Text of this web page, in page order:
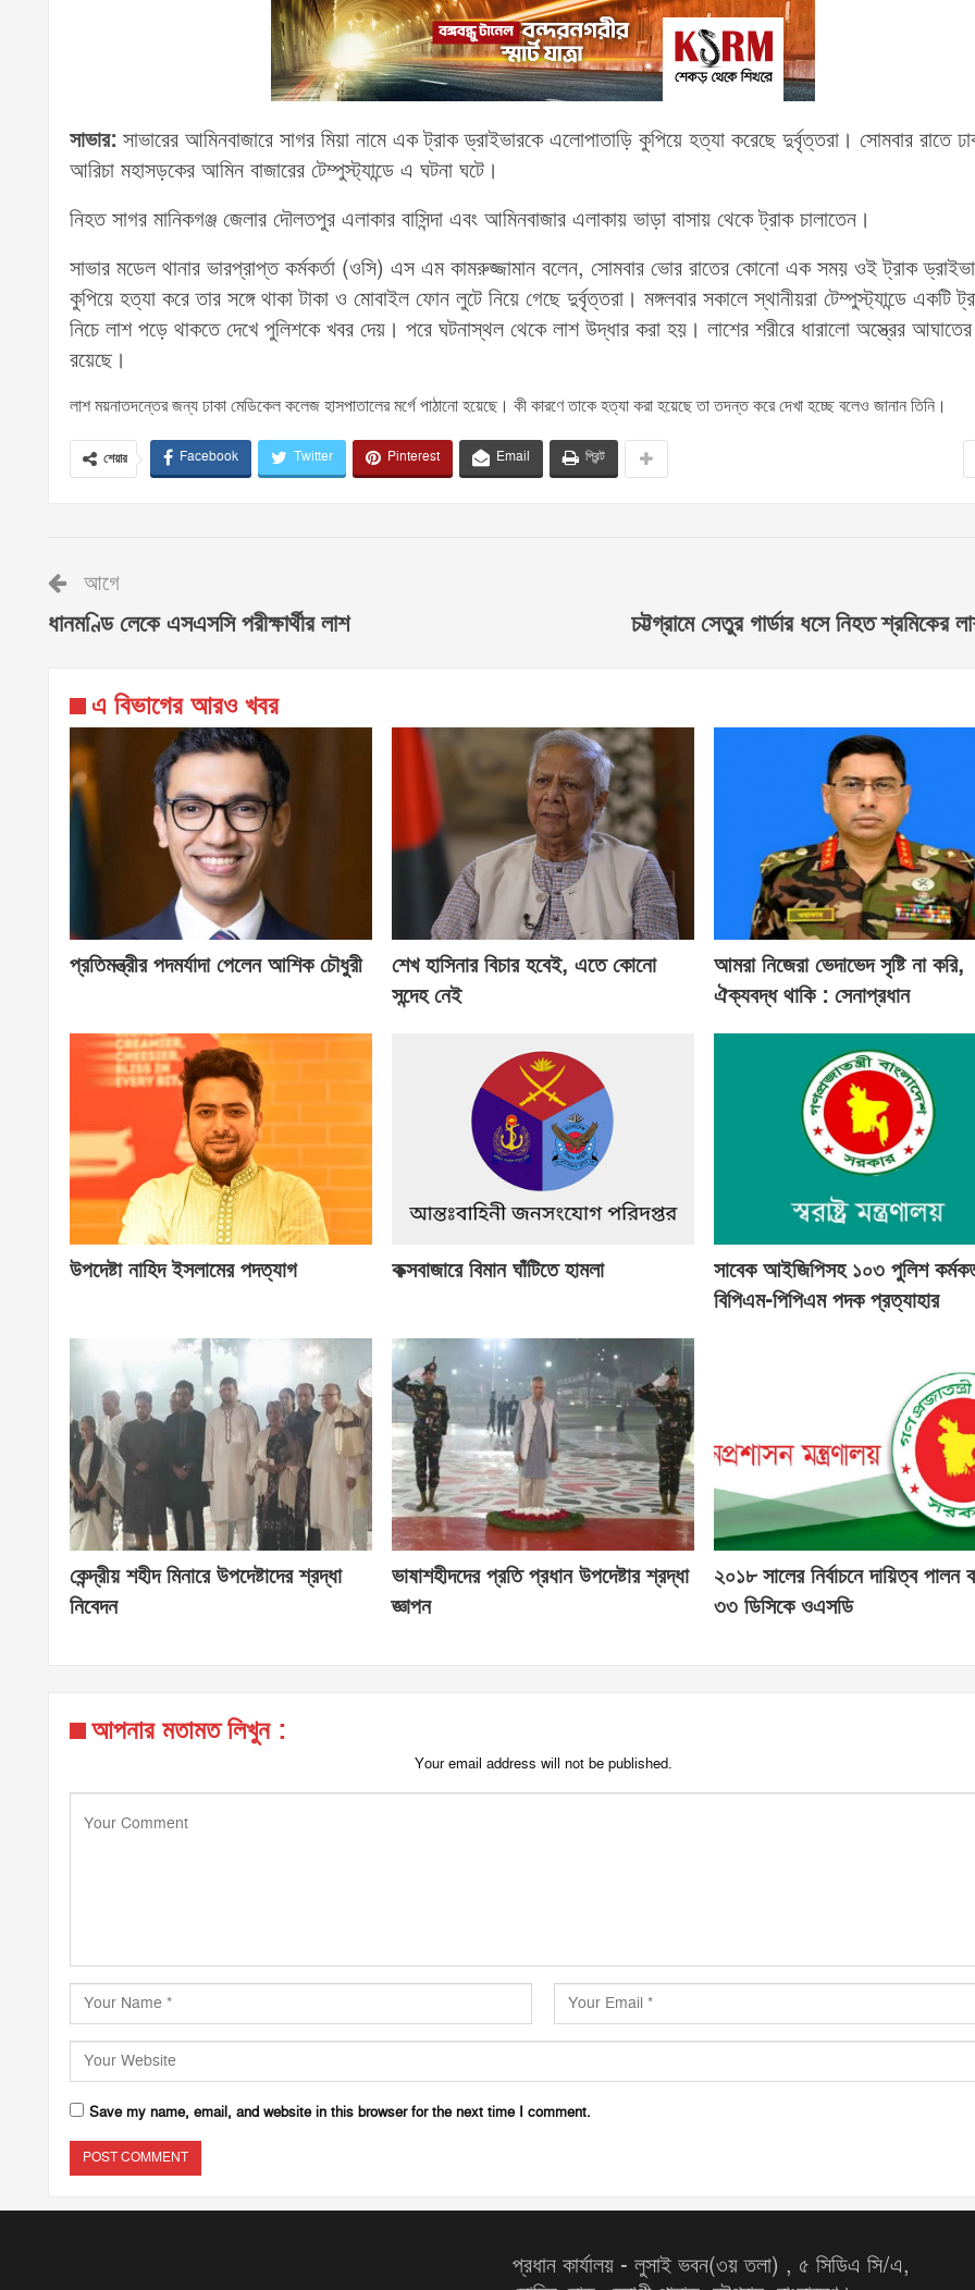
সাভার: সাভারের আমিনবাজারে সাগর মিয়া নামে এক ট্রাক ড্রাইভারকে এলোপাতাড়ি কুপিয়ে হত্যা করেছে দুর্বৃত্তরা। সোমবার রাতে
আরিচা মহাসড়কের আমিন বাজারের টেম্পুস্ট্যান্ডে এ ঘটনা ঘটে।
নিহত সাগর মানিকগঞ্জ জেলার দৌলতপুর এলাকার বাসিন্দা এবং আমিনবাজার এলাকায় ভাড়া বাসায় থেকে ট্রাক চালাতেন।
সাভার মডেল থানার ভারপ্রাপ্ত কর্মকর্তা (ওসি) এস এম কামরুজ্জামান বলেন, সোমবার ভোর রাতের কোনো এক সময় ওই ট্রাক
কুপিয়ে হত্যা করে তার সঙ্গে থাকা টাকা ও মোবাইল ফোন লুটে নিয়ে গেছে দুর্বৃত্তরা। মঙ্গলবার সকালে স্থানীয়রা টেম্পুস্ট্যান্ডে একটি
নিচে লাশ পড়ে থাকতে দেখে পুলিশকে খবর দেয়। পরে ঘটনাস্থল থেকে লাশ উদ্ধার করা হয়। লাশের শরীরে ধারালো অস্ত্রের
রয়েছে।
লাশ ময়নাতদন্তের জন্য ঢাকা মেডিকেল কলেজ হাসপাতালের মর্গে পাঠানো হয়েছে। কী কারণে তাকে হত্যা করা হয়েছে তা তদন্ত করে দেখা হচ্ছে বলেও জানান তিনি।
শেয়ার Facebook Twitter Pinterest Email প্রিন্ট
আগে
ধানমণ্ডি লেকে এসএসসি পরীক্ষার্থীর লাশ চট্টগ্রামে সেতুর গার্ডার ধসে নিহত শ্রমিকের
এ বিভাগের আরও খবর
প্রতিমন্ত্রীর পদমর্যাদা পেলেন আশিক চৌধুরী
শেখ হাসিনার বিচার হবেই, এতে কোনো
সন্দেহ নেই
আমরা নিজেরা ভেদাভেদ সৃষ্টি না করি,
ঐক্যবদ্ধ থাকি : সেনাপ্রধান
উপদেষ্টা নাহিদ ইসলামের পদত্যাগ কক্সবাজারে বিমান ঘাঁটিতে হামলা
সাবেক আইজিপিসহ ১০৩ পুলিশ
বিপিএম-পিপিএম পদক প্রত্যাহার
কেন্দ্রীয় শহীদ মিনারে উপদেষ্টাদের শ্রদ্ধা
নিবেদন
ভাষাশহীদদের প্রতি প্রধান উপদেষ্টার শ্রদ্ধা
জ্ঞাপন
২০১৮ সালের নির্বাচনে দায়িত্ব পালন
৩৩ ডিসিকে ওএসডি
আপনার মতামত লিখুন :
Your email address will not be published.
Save my name, email, and website in this browser for the next time I comment.
প্রধান কার্যালয় - লুসাই ভবন(৩য় তলা) , ৫ সিডিএ সি/এ,